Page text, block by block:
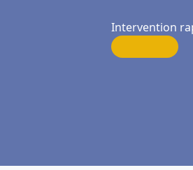
Intervention